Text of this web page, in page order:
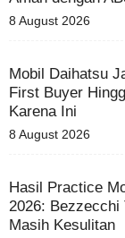
8 August 2026
Mobil Daihatsu
First Buyer
Karena Ini
8 August 2026
Hasil Practice
2026: Bezzecchi
Masih Kesulitan